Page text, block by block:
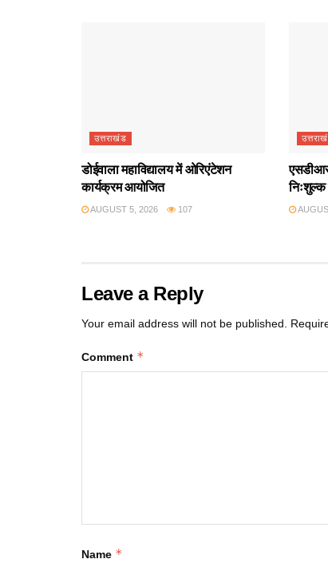
उत्तराखंड
डोईवाला महाविद्यालय में ओरिएंटेशन
कार्यक्रम आयोजित
AUGUST 5, 2026 107
निःशुल्क
Leave a Reply
Your email address will not be published.
Comment *
Name *